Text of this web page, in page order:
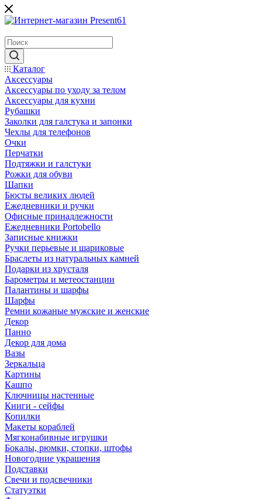
Каталог
Аксессуары
Аксессуары по уходу за телом
Аксессуары для кухни
Рубашки
Заколки для галстука и запонки
Чехлы для телефонов
Очки
Перчатки
Подтяжки и галстуки
Рожки для обуви
Шапки
Бюсты великих людей
Ежедневники и ручки
Офисные принадлежности
Ежедневники Portobello
Записные книжки
Ручки перьевые и шариковые
Браслеты из натуральных камней
Подарки из хрусталя
Барометры и метеостанции
Палантины и шарфы
Шарфы
Ремни кожаные мужские и женские
Декор
Панно
Декор для дома
Вазы
Зеркальца
Картины
Кашпо
Ключницы настенные
Книги - сейфы
Копилки
Макеты кораблей
Мягконабивные игрушки
Бокалы, рюмки, стопки, штофы
Новогодние украшения
Подставки
Свечи и подсвечники
Статуэтки